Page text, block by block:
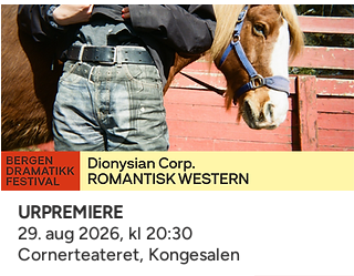
URPREMIERE
29. aug 2026, kl 20:30
Cornerteateret, Kongesalen